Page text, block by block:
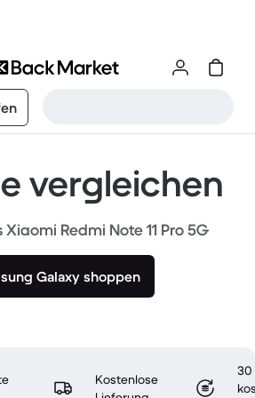
vergleichen
Redmi Note 11 Pro 5G
Galaxy shoppen
Kostenlose
30